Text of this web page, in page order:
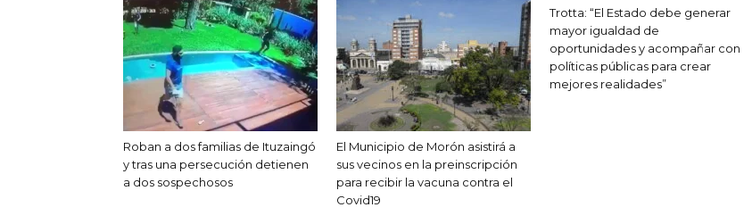
Roban a dos familias de Ituzaingó
y tras una persecución detienen
a dos sospechosos
El Municipio de Morón asistirá a
sus vecinos en la preinscripción
para recibir la vacuna contra el
Covid19
Trotta: “El Estado debe generar
mayor igualdad de
oportunidades y acompañar con
políticas públicas para crear
mejores realidades”